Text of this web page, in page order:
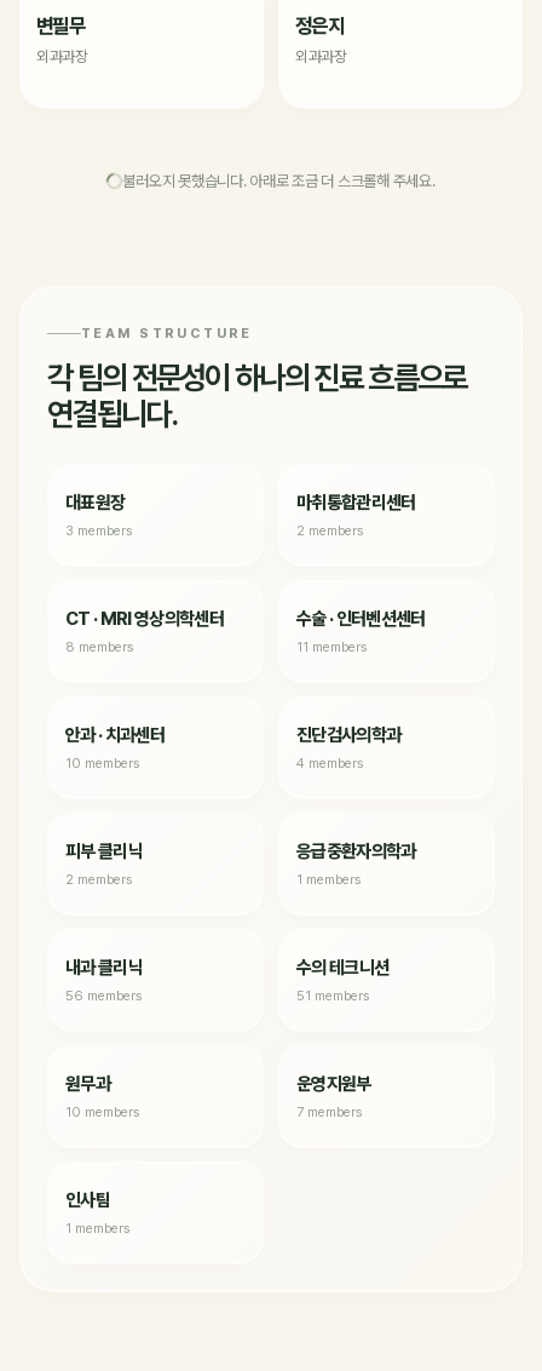
변필무
외과과장
정은지
외과과장
불러오지 못했습니다. 아래로 조금 더 스크롤해 주세요.
TEAM STRUCTURE
각 팀의 전문성이 하나의 진료 흐름으로
연결됩니다.
대표원장
3 members
마취통합관리센터
2 members
CT · MRI 영상의학센터
8 members
수술 · 인터벤션센터
11 members
안과 · 치과센터
10 members
진단검사의학과
4 members
피부 클리닉
2 members
응급중환자의학과
1 members
내과 클리닉
56 members
수의 테크니션
51 members
원무과
10 members
운영지원부
7 members
인사팀
1 members